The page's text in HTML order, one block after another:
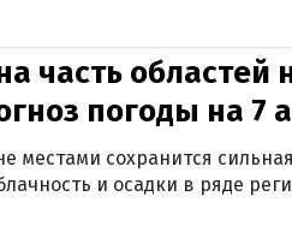
часть областей
погоды на 7
местами сохранится
и осадки в ряде